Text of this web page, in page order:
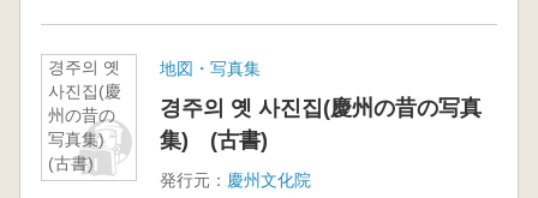
경주의 옛
사진집(慶
州の昔の
写真集)
(古書)
地図・写真集
경주의 옛 사진집(慶州の昔の写真
集) (古書)
発行元： 慶州文化院